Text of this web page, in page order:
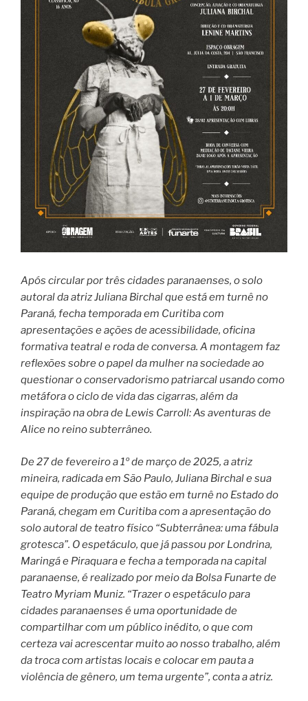
Após circular por três cidades paranaenses, o solo
autoral da atriz Juliana Birchal que está em turnê no
Paraná, fecha temporada em Curitiba com
apresentações e ações de acessibilidade, oficina
formativa teatral e roda de conversa. A montagem faz
reflexões sobre o papel da mulher na sociedade ao
questionar o conservadorismo patriarcal usando como
metáfora o ciclo de vida das cigarras, além da
inspiração na obra de Lewis Carroll: As aventuras de
Alice no reino subterrâneo.
De 27 de fevereiro a 1º de março de 2025, a atriz
mineira, radicada em São Paulo, Juliana Birchal e sua
equipe de produção que estão em turnê no Estado do
Paraná, chegam em Curitiba com a apresentação do
solo autoral de teatro físico “Subterrânea: uma fábula
grotesca”. O espetáculo, que já passou por Londrina,
Maringá e Piraquara e fecha a temporada na capital
paranaense, é realizado por meio da Bolsa Funarte de
Teatro Myriam Muniz. “Trazer o espetáculo para
cidades paranaenses é uma oportunidade de
compartilhar com um público inédito, o que com
certeza vai acrescentar muito ao nosso trabalho, além
da troca com artistas locais e colocar em pauta a
violência de gênero, um tema urgente”, conta a atriz.